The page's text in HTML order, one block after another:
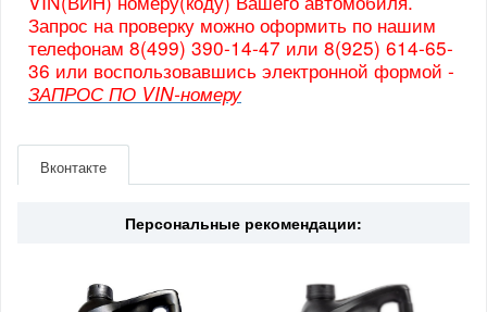
Запрос на проверку можно оформить по нашим
телефонам 8(499) 390-14-47 или 8(925) 614-65-
36 или воспользовавшись электронной формой -
ЗАПРОС ПО VIN-номеру
Страна Индонезия
Вконтакте
Персональные рекомендации: